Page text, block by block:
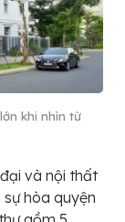
khi nhìn từ
và nội thất
hòa quyện